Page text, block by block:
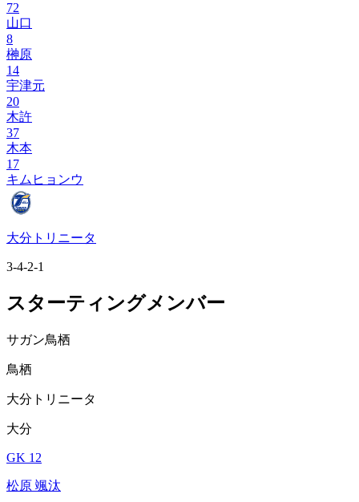
72
山口
8
榊原
14
宇津元
20
木許
37
木本
17
キムヒョンウ
大分トリニータ
3-4-2-1
スターティングメンバー
サガン鳥栖
鳥栖
大分トリニータ
大分
GK 12
松原 颯汰